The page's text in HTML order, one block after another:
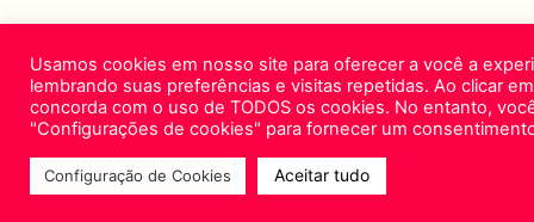
Usamos cookies em nosso site para oferecer a você a
lembrando suas preferências e visitas repetidas. Ao clicar
concorda com o uso de TODOS os cookies. No entanto,
"Configurações de cookies" para fornecer um
Configuração de Cookies Aceitar tudo